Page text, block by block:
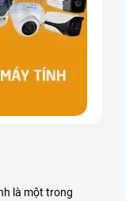
là một trong